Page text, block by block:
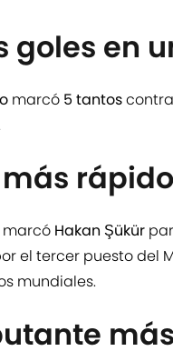
goles en
marcó 5 tantos
rápido
marcó Hakan Şükür
el tercer puesto del
mundiales.